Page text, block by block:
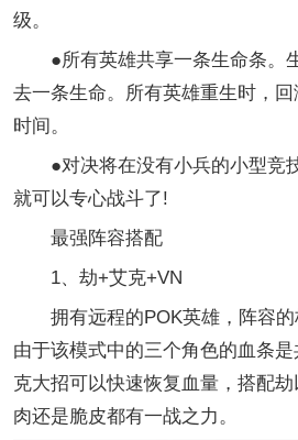
级。
●所有英雄共享一条生命条。
去一条生命。所有英雄重生时，
时间。
●对决将在没有小兵的小型竞
就可以专心战斗了!
最强阵容搭配
1、劫+艾克+VN
拥有远程的POK英雄，阵容的
由于该模式中的三个角色的血条
克大招可以快速恢复血量，搭配
肉还是脆皮都有一战之力。